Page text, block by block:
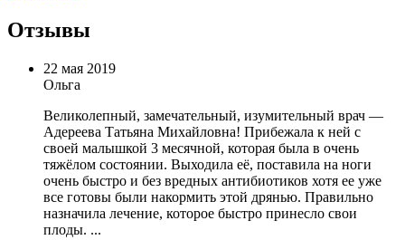
Отзывы
22 мая 2019
Ольга
Великолепный, замечательный, изумительный врач —
Адереева Татьяна Михайловна! Прибежала к ней с
своей малышкой 3 месячной, которая была в очень
тяжёлом состоянии. Выходила её, поставила на ноги
очень быстро и без вредных антибиотиков хотя ее уже
все готовы были накормить этой дрянью. Правильно
назначила лечение, которое быстро принесло свои
плоды. ...